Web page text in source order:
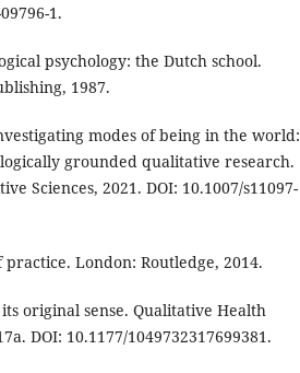
1.
psychology: the Dutch school.
1987.
modes of being in the world:
grounded qualitative research.
Sciences, 2021. DOI: 10.1007/s11097-
London: Routledge, 2014.
original sense. Qualitative Health
DOI: 10.1177/1049732317699381.